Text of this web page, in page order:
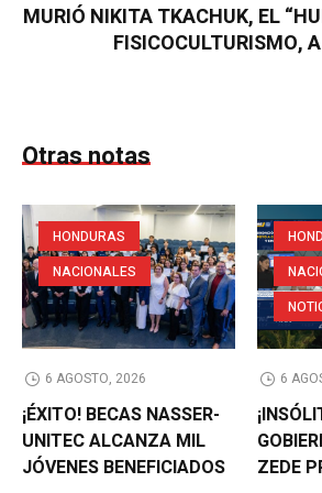
MURIÓ NIKITA TKACHUK, EL
FISICOCULTURISMO,
Otras notas
HONDURAS
NACIONALES
6 AGOSTO, 2026
¡ÉXITO! BECAS NASSER-
UNITEC ALCANZA MIL
JÓVENES BENEFICIADOS
6
ZEDE